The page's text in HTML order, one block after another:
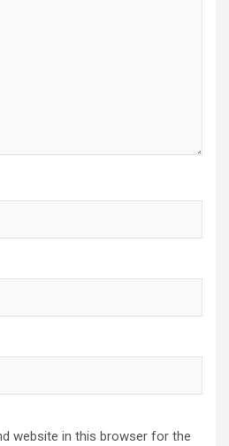
website in this browser for the